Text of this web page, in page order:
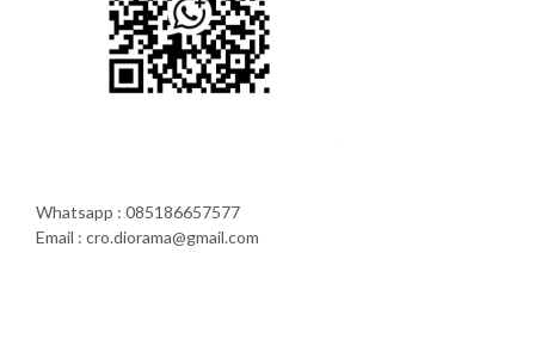
Whatsapp : 085186657577
Email : cro.diorama@gmail.com